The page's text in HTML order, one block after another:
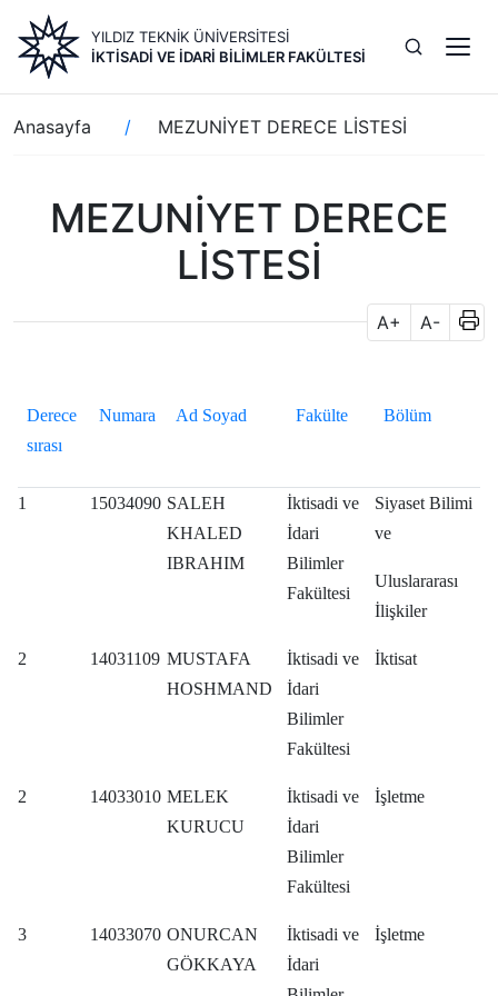
içeriğe
atla
YILDIZ TEKNİK ÜNİVERSİTESİ
İKTİSADİ VE İDARİ BİLİMLER FAKÜLTESİ
Sayfa
yolu
Anasayfa MEZUNİYET DERECE LİSTESİ
MEZUNİYET DERECE
LİSTESİ
A+ A-
Derece
sırası
Numara Ad Soyad Fakülte Bölüm
1 15034090 SALEH
KHALED
IBRAHIM
İktisadi ve
İdari
Bilimler
Fakültesi
Siyaset Bilimi
ve
Uluslararası
İlişkiler
2 14031109 MUSTAFA
HOSHMAND
İktisadi ve
İdari
Bilimler
Fakültesi
İktisat
2 14033010 MELEK
KURUCU
İktisadi ve
İdari
Bilimler
Fakültesi
İşletme
3 14033070 ONURCAN
GÖKKAYA
İktisadi ve
İdari
İşletme